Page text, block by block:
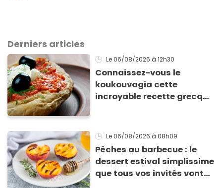
Derniers articles
Le 06/08/2026 à 12h30
Connaissez-vous le
koukouvagia cette
incroyable recette grecque
Le 06/08/2026 à 08h09
Pêches au barbecue : le
dessert estival simplissime
que tous vos invités vont